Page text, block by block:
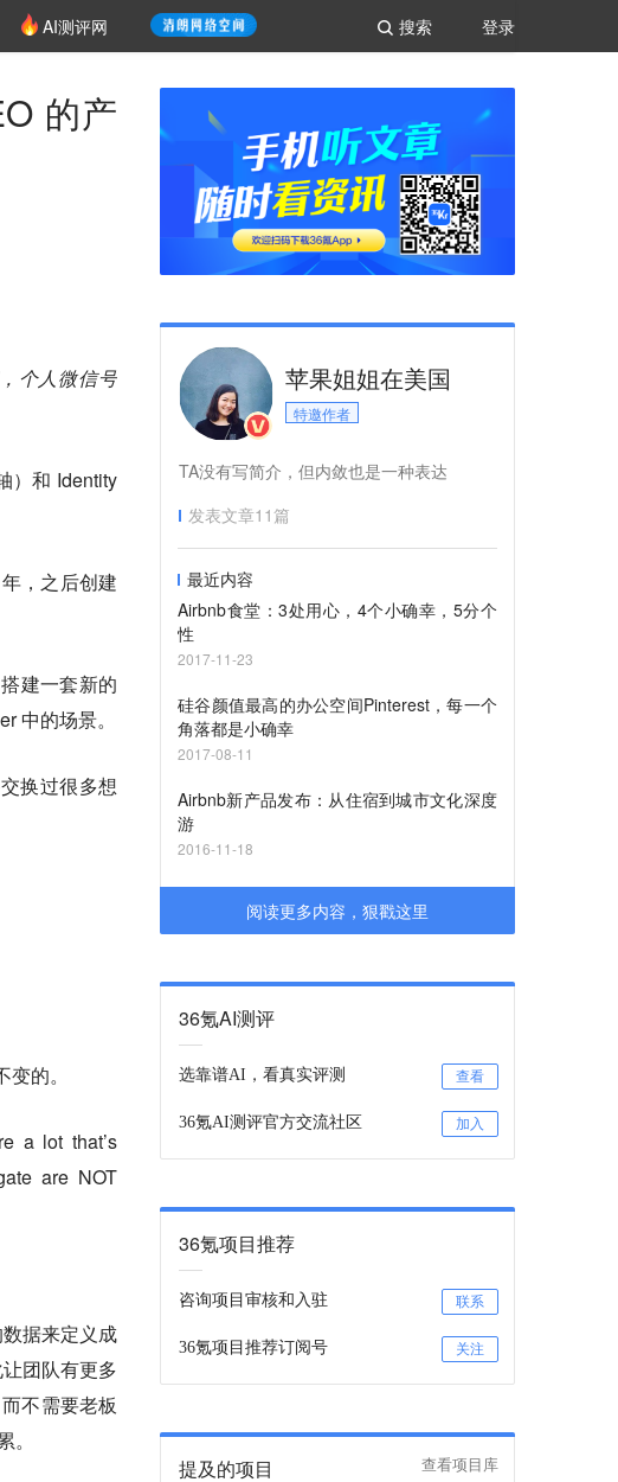
登录
搜索
AI测评网
的产
个人微信号
）和 Identity
，之后创建
建一套新的
中的场景。
换过很多想
的。
a lot that’s
are NOT
据来定义成
团队有更多
不需要老板
苹果姐姐在美国
特邀作者
TA没有写简介，但内敛也是一种表达
发表文章11篇
最近内容
Airbnb食堂：3处用心，4个小确幸，5分个
性
2017-11-23
硅谷颜值最高的办公空间Pinterest，每一个
角落都是小确幸
2017-08-11
Airbnb新产品发布：从住宿到城市文化深度
游
2016-11-18
阅读更多内容，狠戳这里
36氪AI测评
选靠谱AI，看真实评测 查看
36氪AI测评官方交流社区 加入
36氪项目推荐
咨询项目审核和入驻 联系
36氪项目推荐订阅号 关注
提及的项目 查看项目库